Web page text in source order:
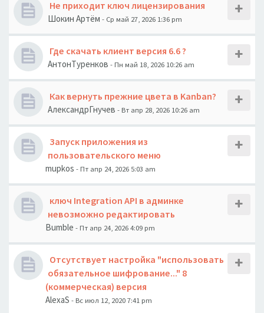
Не приходит ключ лицензирования
Шокин Артём - Ср май 27, 2026 1:36 pm
Где скачать клиент версия 6.6 ?
АнтонТуренков - Пн май 18, 2026 10:26 am
Как вернуть прежние цвета в Kanban?
АлександрГнучев - Вт апр 28, 2026 10:26 am
Запуск приложения из
пользовательского меню
mupkos - Пт апр 24, 2026 5:03 am
ключ Integration API в админке
невозможно редактировать
Bumble - Пт апр 24, 2026 4:09 pm
Отсутствует настройка "использовать
обязательное шифрование..." 8
(коммерческая) версия
AlexaS - Вс июл 12, 2020 7:41 pm